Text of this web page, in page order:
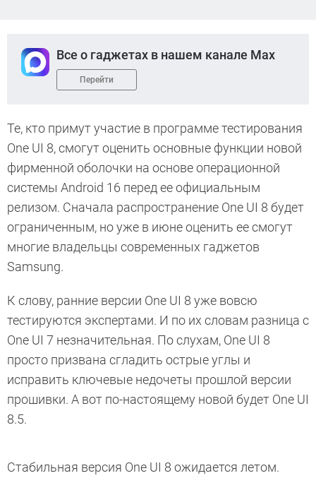
Все о гаджетах в нашем канале Max
Перейти
Те, кто примут участие в программе тестирования
One UI 8, смогут оценить основные функции новой
фирменной оболочки на основе операционной
системы Android 16 перед ее официальным
релизом. Сначала распространение One UI 8 будет
ограниченным, но уже в июне оценить ее смогут
многие владельцы современных гаджетов
Samsung.
К слову, ранние версии One UI 8 уже вовсю
тестируются экспертами. И по их словам разница с
One UI 7 незначительная. По слухам, One UI 8
просто призвана сгладить острые углы и
исправить ключевые недочеты прошлой версии
прошивки. А вот по-настоящему новой будет One UI
8.5.
Стабильная версия One UI 8 ожидается летом.